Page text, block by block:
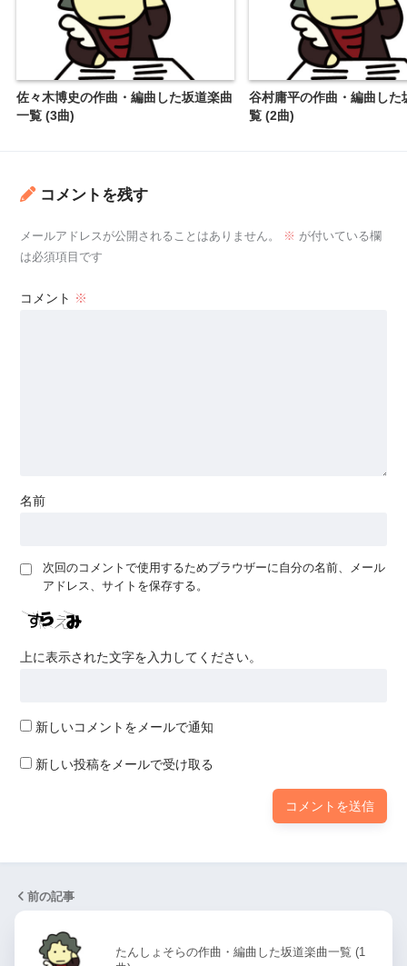
佐々木博史の作曲・編曲した坂道楽曲
一覧 (3曲)
谷村庸平の作曲・編曲した
覧 (2曲)
コメントを残す
メールアドレスが公開されることはありません。 ※ が付いている欄
は必須項目です
コメント ※
名前
次回のコメントで使用するためブラウザーに自分の名前、メール
アドレス、サイトを保存する。
上に表示された文字を入力してください。
新しいコメントをメールで通知
新しい投稿をメールで受け取る
前の記事
たんしょそらの作曲・編曲した坂道楽曲一覧 (1